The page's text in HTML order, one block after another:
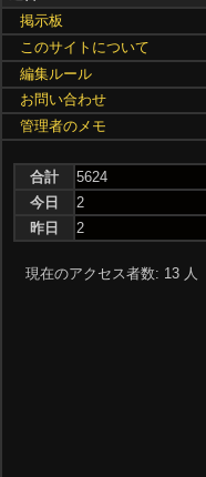
掲示板
このサイトについて
編集ルール
お問い合わせ
管理者のメモ
合計
5624
今日
2
昨日
2
現在のアクセス者数: 13 人